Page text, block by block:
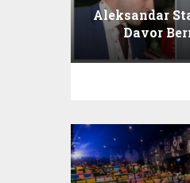
Aleksandar
Davor